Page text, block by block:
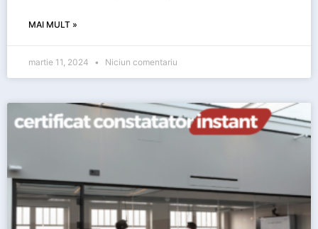
MAI MULT »
martie 11, 2024 Niciun comentariu